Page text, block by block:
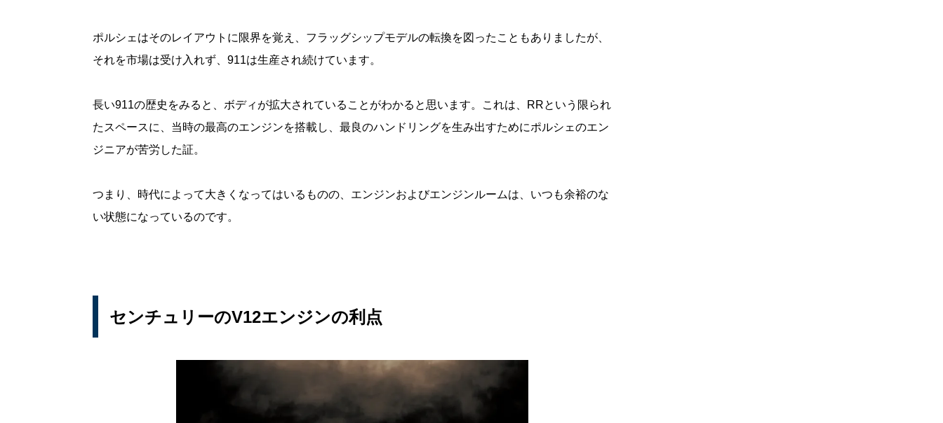
ポルシェはそのレイアウトに限界を覚え、フラッグシップモデルの転換を図ったこともありましたが、
それを市場は受け入れず、911は生産され続けています。
長い911の歴史をみると、ボディが拡大されていることがわかると思います。これは、RRという限られ
たスペースに、当時の最高のエンジンを搭載し、最良のハンドリングを生み出すためにポルシェのエン
ジニアが苦労した証。
つまり、時代によって大きくなってはいるものの、エンジンおよびエンジンルームは、いつも余裕のな
い状態になっているのです。
センチュリーのV12エンジンの利点